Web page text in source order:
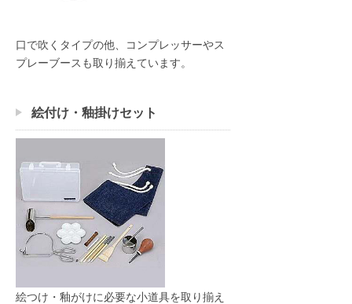
口で吹くタイプの他、コンプレッサーやス
プレーブースも取り揃えています。
絵付け・釉掛けセット
絵つけ・釉がけに必要な小道具を取り揃え